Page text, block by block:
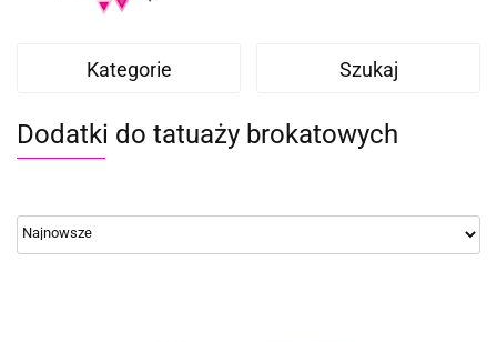
Kategorie Szukaj
Dodatki do tatuaży brokatowych